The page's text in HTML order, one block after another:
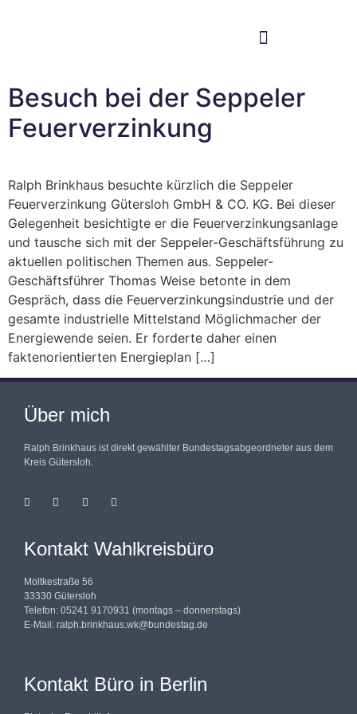
Besuch bei der Seppeler
Feuerverzinkung
Ralph Brinkhaus besuchte kürzlich die Seppeler
Feuerverzinkung Gütersloh GmbH & CO. KG. Bei dieser
Gelegenheit besichtigte er die Feuerverzinkungsanlage
und tausche sich mit der Seppeler-Geschäftsführung zu
aktuellen politischen Themen aus. Seppeler-
Geschäftsführer Thomas Weise betonte in dem
Gespräch, dass die Feuerverzinkungsindustrie und der
gesamte industrielle Mittelstand Möglichmacher der
Energiewende seien. Er forderte daher einen
faktenorientierten Energieplan […]
Über mich
Ralph Brinkhaus ist direkt gewählter Bundestagsabgeordneter aus dem
Kreis Gütersloh.
Kontakt Wahlkreisbüro
Moltkestraße 56
33330 Gütersloh
Telefon: 05241 9170931 (montags – donnerstags)
E-Mail: ralph.brinkhaus.wk@bundestag.de
Kontakt Büro in Berlin